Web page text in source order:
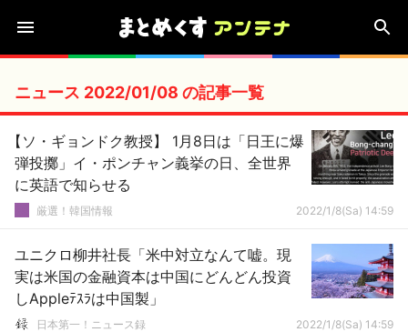
ニュース 2022/01/08 の記事一覧
【ソ・ギョンドク教授】 1月8日は「日王に爆
弾投擲」イ・ポンチャン義挙の日、全世界
に英語で知らせる
厳選！韓国情報 2022/1/8(Sa) 14:59
ユニクロ柳井社長「米中対立なんて嘘。現
実は米国の金融資本は中国にどんどん投資
しAppleﾃｽﾗは中国製」
日本第一！ニュース録 2022/1/8(Sa) 14:59